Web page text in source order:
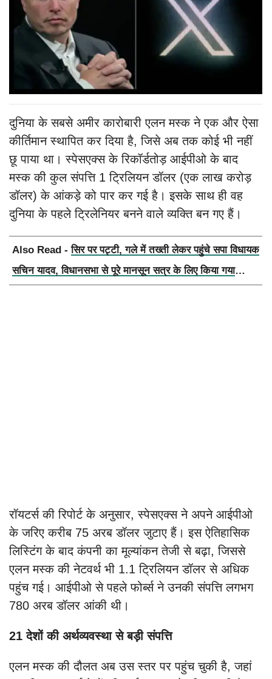
दुनिया के सबसे अमीर कारोबारी एलन मस्क ने एक और ऐसा
कीर्तिमान स्थापित कर दिया है, जिसे अब तक कोई भी नहीं
छू पाया था। स्पेसएक्स के रिकॉर्डतोड़ आईपीओ के बाद
मस्क की कुल संपत्ति 1 ट्रिलियन डॉलर (एक लाख करोड़
डॉलर) के आंकड़े को पार कर गई है। इसके साथ ही वह
दुनिया के पहले ट्रिलेनियर बनने वाले व्यक्ति बन गए हैं।
Also Read -सिर पर पट्टी, गले में तख्ती लेकर पहुंचे सपा विधायक
सचिन यादव, विधानसभा से पूरे मानसून सत्र के लिए किया गया
रॉयटर्स की रिपोर्ट के अनुसार, स्पेसएक्स ने अपने आईपीओ
के जरिए करीब 75 अरब डॉलर जुटाए हैं। इस ऐतिहासिक
लिस्टिंग के बाद कंपनी का मूल्यांकन तेजी से बढ़ा, जिससे
एलन मस्क की नेटवर्थ भी 1.1 ट्रिलियन डॉलर से अधिक
पहुंच गई। आईपीओ से पहले फोर्ब्स ने उनकी संपत्ति लगभग
780 अरब डॉलर आंकी थी।
21 देशों की अर्थव्यवस्था से बड़ी संपत्ति
एलन मस्क की दौलत अब उस स्तर पर पहुंच चुकी है, जहां